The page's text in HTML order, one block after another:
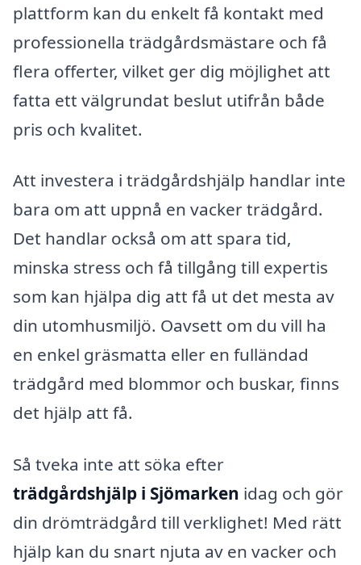
plattform kan du enkelt få kontakt med
professionella trädgårdsmästare och få
flera offerter, vilket ger dig möjlighet att
fatta ett välgrundat beslut utifrån både
pris och kvalitet.
Att investera i trädgårdshjälp handlar inte
bara om att uppnå en vacker trädgård.
Det handlar också om att spara tid,
minska stress och få tillgång till expertis
som kan hjälpa dig att få ut det mesta av
din utomhusmiljö. Oavsett om du vill ha
en enkel gräsmatta eller en fulländad
trädgård med blommor och buskar, finns
det hjälp att få.
Så tveka inte att söka efter
trädgårdshjälp i Sjömarken idag och gör
din drömträdgård till verklighet! Med rätt
hjälp kan du snart njuta av en vacker och